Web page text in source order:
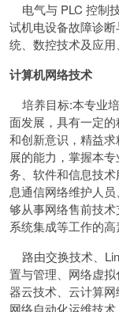
电气与 PLC 控制
试机电设备故障诊
统、数控技术及应
计算机网络技术
培养目标:本专业
面发展，具有一定
和创新意识，精益
展的能力，掌握本
务、软件和信息技
息通信网络维护人
够从事网络售前技
系统集成等工作的高
路由交换技术、
置与管理、网络虚
器云技术、云计算网
网络自动化运维技术